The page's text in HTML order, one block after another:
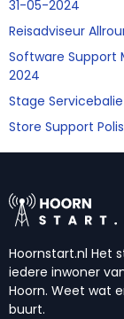
31-05-2024
Reisadviseur
Software Support
2024
Stage
Store Support
Hoornstart.nl Het
iedere inwoner
Hoorn. Weet wat
buurt.